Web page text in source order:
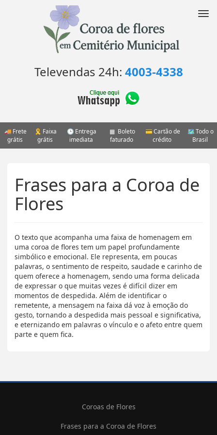
Televendas 24h: 4003-4338
Frete
grátis
Faixa
grátis
Entrega
imediata
Boleto
faturado
Cartão de
crédito
Todo o
Brasil
Frases para a Coroa de
Flores
O texto que acompanha uma faixa de homenagem em
uma coroa de flores tem um papel profundamente
simbólico e emocional. Ele representa, em poucas
palavras, o sentimento de respeito, saudade e carinho de
quem oferece a homenagem, sendo uma forma delicada
de expressar o que muitas vezes é difícil dizer em
momentos de despedida. Além de identificar o
remetente, a mensagem na faixa dá voz à emoção do
gesto, tornando a despedida mais pessoal e significativa,
e eternizando em palavras o vínculo e o afeto entre quem
parte e quem fica.
Coroas de Flores
Frases para a Coroa de Flores